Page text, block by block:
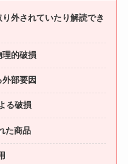
外されていたり解読でき
理的破損
部要因
る破損
た商品